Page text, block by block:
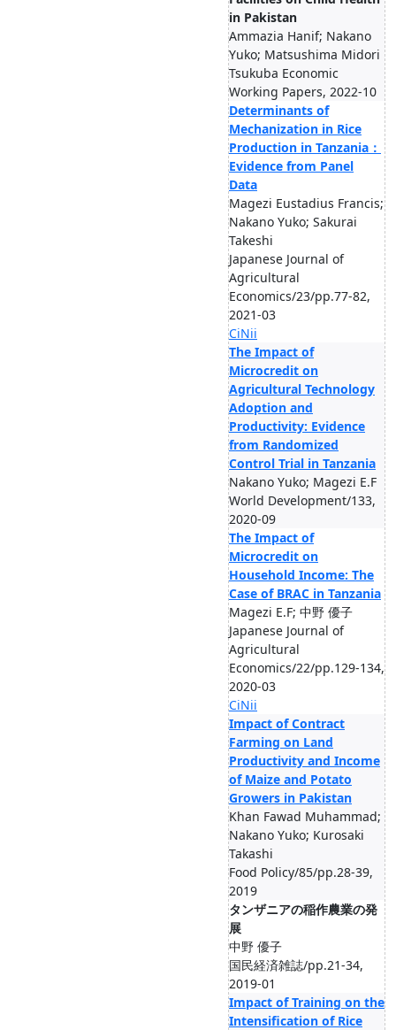
in Pakistan
Ammazia Hanif; Nakano
Yuko; Matsushima Midori
Tsukuba Economic
Working Papers, 2022-10
Determinants of
Mechanization in Rice
Production in Tanzania：
Evidence from Panel
Data
Magezi Eustadius Francis;
Nakano Yuko; Sakurai
Takeshi
Japanese Journal of
Agricultural
Economics/23/pp.77-82,
2021-03
CiNii
The Impact of
Microcredit on
Agricultural Technology
Adoption and
Productivity: Evidence
from Randomized
Control Trial in Tanzania
Nakano Yuko; Magezi E.F
World Development/133,
2020-09
The Impact of
Microcredit on
Household Income: The
Case of BRAC in Tanzania
Magezi E.F; 中野 優子
Japanese Journal of
Agricultural
Economics/22/pp.129-134,
2020-03
CiNii
Impact of Contract
Farming on Land
Productivity and Income
of Maize and Potato
Growers in Pakistan
Khan Fawad Muhammad;
Nakano Yuko; Kurosaki
Takashi
Food Policy/85/pp.28-39,
2019
タンザニアの稲作農業の発
展
中野 優子
国民経済雑誌/pp.21-34,
2019-01
Impact of Training on the
Intensification of Rice